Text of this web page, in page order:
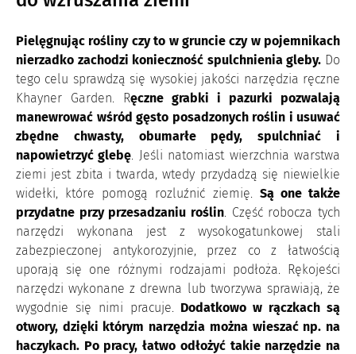
Pielęgnując rośliny czy to w gruncie czy w pojemnikach
nierzadko zachodzi konieczność spulchnienia gleby. Do
tego celu sprawdzą się wysokiej jakości narzędzia ręczne
Khayner Garden. Ręczne grabki i pazurki pozwalają
manewrować wśród gęsto posadzonych roślin i usuwać
zbędne chwasty, obumarłe pędy, spulchniać i
napowietrzyć glebę. Jeśli natomiast wierzchnia warstwa
ziemi jest zbita i twarda, wtedy przydadzą się niewielkie
widełki, które pomogą rozluźnić ziemię. Są one także
przydatne przy przesadzaniu roślin. Część robocza tych
narzędzi wykonana jest z wysokogatunkowej stali
zabezpieczonej antykorozyjnie, przez co z łatwością
uporają się one różnymi rodzajami podłoża. Rękojeści
narzędzi wykonane z drewna lub tworzywa sprawiają, że
wygodnie się nimi pracuje. Dodatkowo w rączkach są
otwory, dzięki którym narzędzia można wieszać np. na
haczykach. Po pracy, łatwo odłożyć takie narzędzie na